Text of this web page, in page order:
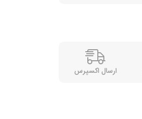
ارسال اکسپرس